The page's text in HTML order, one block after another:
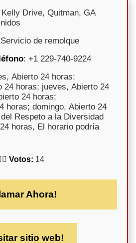
Kelly Drive, Quitman, GA
de remolque
: +1 229-740-9224
Abierto 24 horas;
24 horas; jueves, Abierto 24
24 horas;
horas; domingo, Abierto 24
Respeto a la Diversidad
horas, El horario podría
Votos: 14
Ahora!
sitio web!